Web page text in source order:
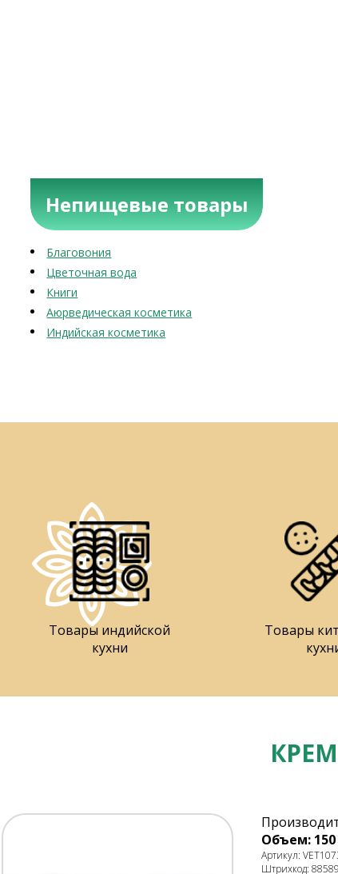
Непищевые товары
Благовония
Цветочная вода
Книги
Аюрведическая косметика
Индийская косметика
Товары индийской
кухни
Товары
Объем:
Артикул:
Штрихкод: